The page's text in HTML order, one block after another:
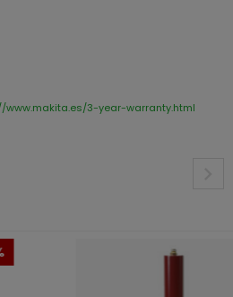
www.makita.es/3-year-warranty.html